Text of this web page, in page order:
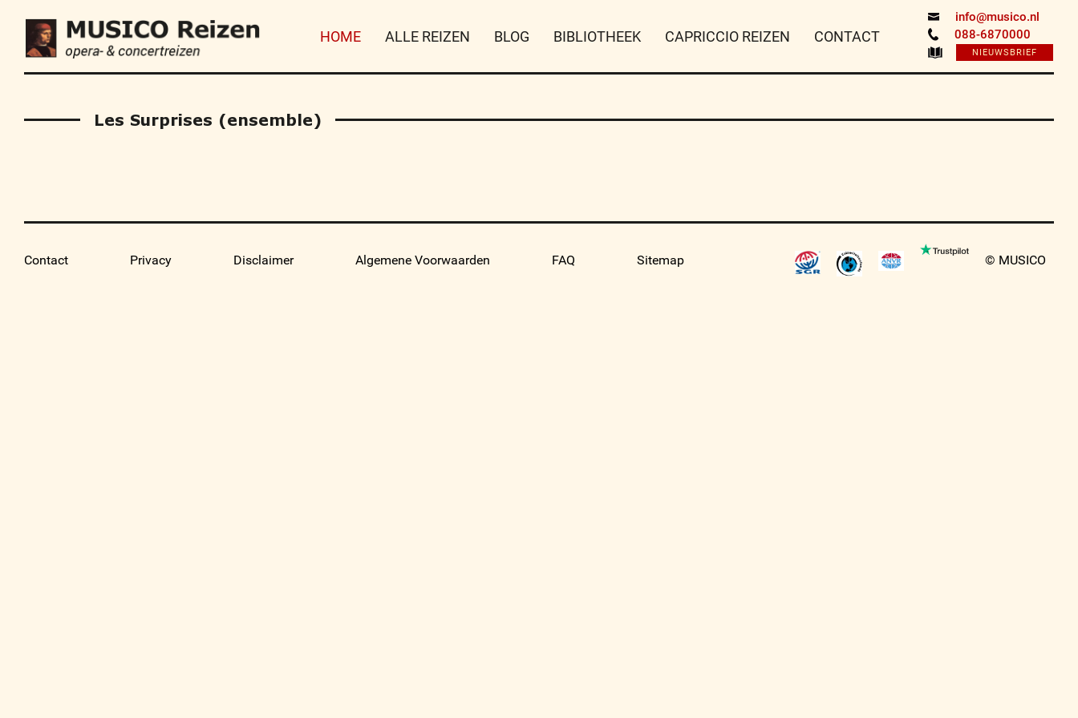
info@musico.nl
088-6870000
NIEUWSBRIEF
HOME ALLE REIZEN BLOG BIBLIOTHEEK CAPRICCIO REIZEN CONTACT
Les Surprises (ensemble)
Contact Privacy Disclaimer Algemene Voorwaarden FAQ Sitemap © MUSICO